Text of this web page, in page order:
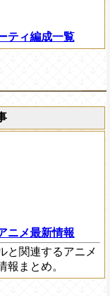
ティ編成一覧
ニメ最新情報
と関連するアニメ
報まとめ。